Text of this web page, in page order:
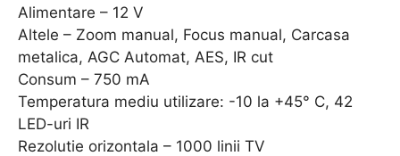
Alimentare – 12 V
Altele – Zoom manual, Focus manual, Carcasa
metalica, AGC Automat, AES, IR cut
Consum – 750 mA
Temperatura mediu utilizare: -10 la +45° C, 42
LED-uri IR
Rezolutie orizontala – 1000 linii TV